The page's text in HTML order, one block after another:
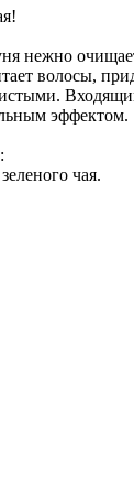
нежно
волосы,
Входящий
эффектом.
чая.